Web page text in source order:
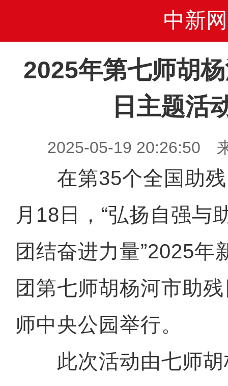
中新网
2025年第七师胡
日主题活
2025-05-19 20:26:50
在第35个全国助残
月18日，“弘扬自强与
团结奋进力量”2025年
团第七师胡杨河市助
师中央公园举行。
此次活动由七师胡